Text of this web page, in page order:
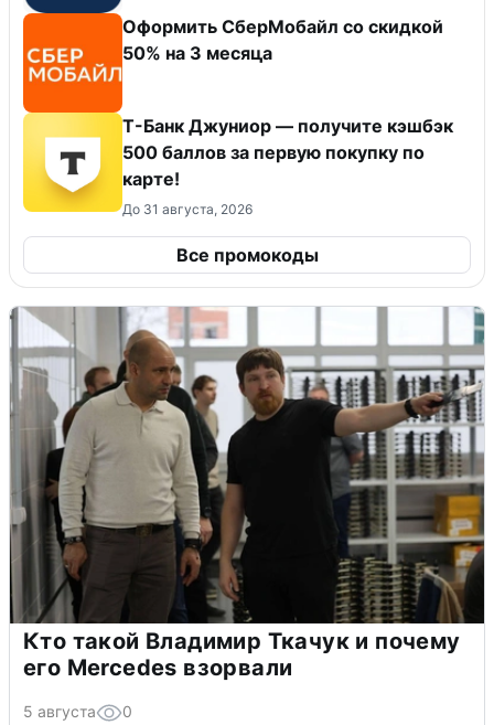
Оформить СберМобайл со скидкой
50% на 3 месяца
Т-Банк Джуниор — получите кэшбэк
500 баллов за первую покупку по
карте!
До 31 августа, 2026
Все промокоды
Кто такой Владимир Ткачук и почему
его Mercedes взорвали
5 августа 0